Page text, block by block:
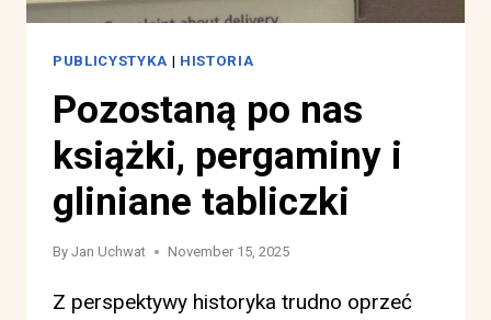
PUBLICYSTYKA | HISTORIA
Pozostaną po nas
książki, pergaminy i
gliniane tabliczki
By Jan Uchwat November 15, 2025
Z perspektywy historyka trudno oprzeć